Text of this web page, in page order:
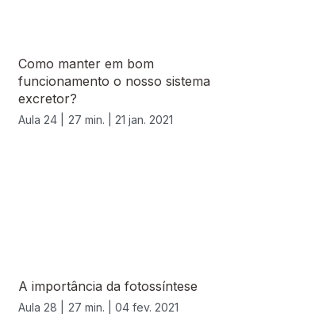
Como manter em bom
funcionamento o nosso sistema
excretor?
Aula 24 | 27 min. | 21 jan. 2021
A importância da fotossíntese
Aula 28 | 27 min. | 04 fev. 2021